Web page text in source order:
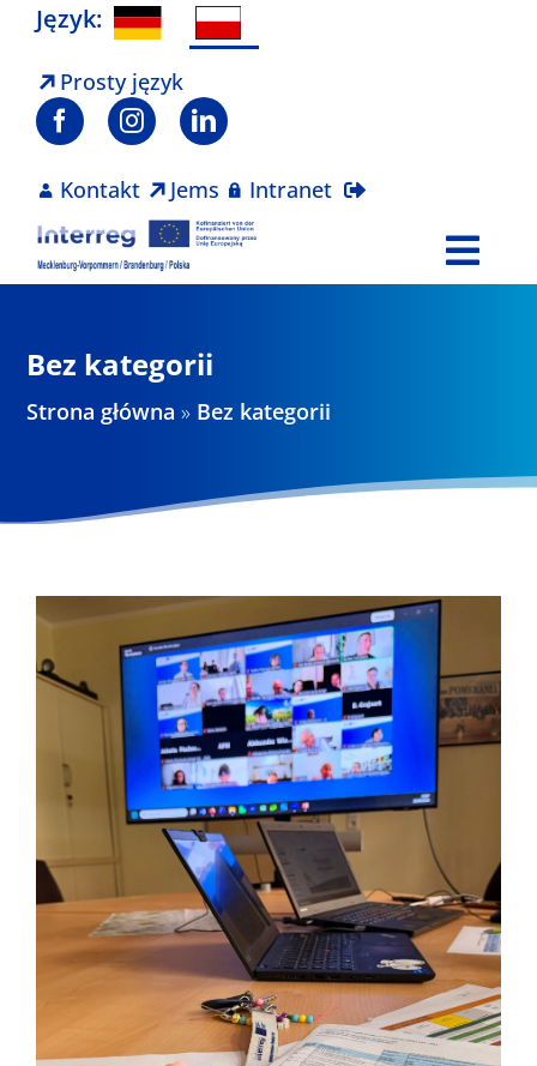
Skip
content
Język:
Prosty język
Kontakt Jems Intranet
Projekty
Bez kategorii
Strona główna » Bez kategorii